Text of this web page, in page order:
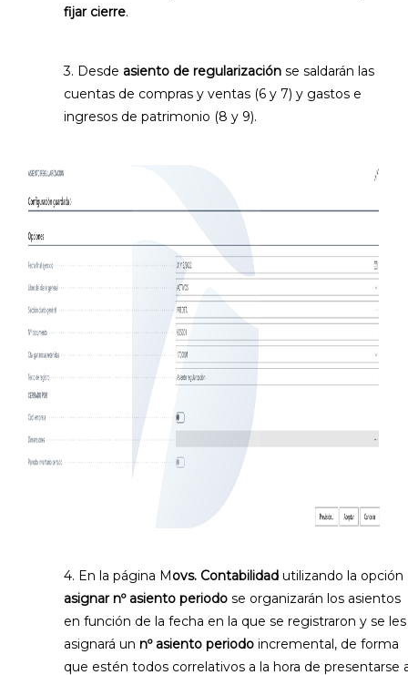
fijar cierre.
3. Desde asiento de regularización se saldarán las
cuentas de compras y ventas (6 y 7) y gastos e
ingresos de patrimonio (8 y 9).
4. En la página Movs. Contabilidad utilizando la opción
asignar nº asiento periodo se organizarán los asientos
en función de la fecha en la que se registraron y se les
asignará un nº asiento periodo incremental, de forma
que estén todos correlativos a la hora de presentarse